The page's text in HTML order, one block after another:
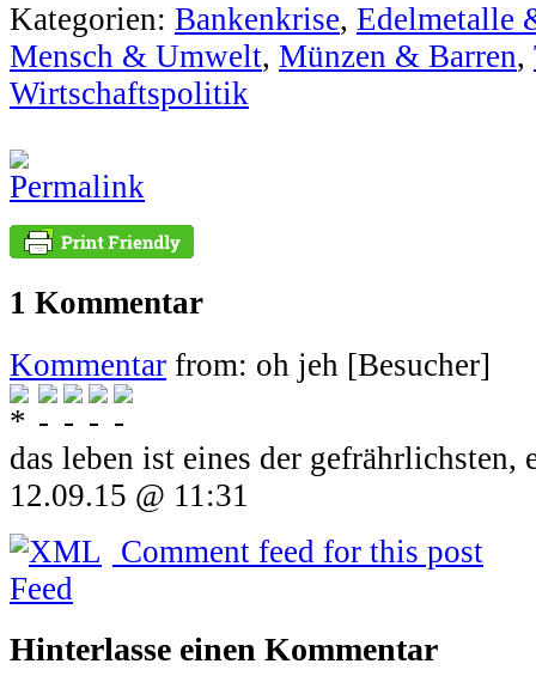
Kategorien: Bankenkrise, Edelmetalle
Mensch & Umwelt, Münzen & Barren,
Wirtschaftspolitik
1 Kommentar
Kommentar from: oh jeh [Besucher]
das leben ist eines der gefrährlichsten,
12.09.15 @ 11:31
Comment feed for this post
Hinterlasse einen Kommentar